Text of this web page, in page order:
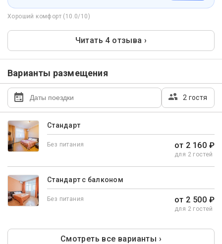
Хороший комфорт (10.0/10)
Читать 4 отзыва ›
Варианты размещения
2 гостя
Стандарт
Без питания от 2 160 ₽
для 2 гостей
Стандарт с балконом
Без питания от 2 500 ₽
для 2 гостей
Смотреть все варианты ›